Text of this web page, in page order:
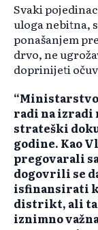
Svaki
uloga nebitna,
ponašanjem
drvo, ne
doprinijeti
radi na izradi
strateški
godine. Kao
pregovarali
dogovrili se
isfinansirati
distrikt, ali
iznimno